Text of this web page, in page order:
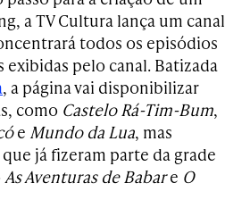
a TV Cultura lança um canal
todos os episódios
exibidas pelo canal. Batizada
, a página vai disponibilizar
como Castelo Rá-Tim-Bum,
e Mundo da Lua, mas
já fizeram parte da grade
As Aventuras de Babare O